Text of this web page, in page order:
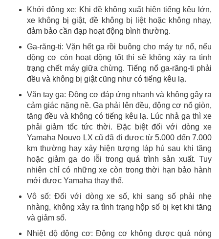
Khởi động xe: Khi đề không xuất hiện tiếng kêu lớn,
xe không bị giật, đề không bị liệt hoặc không nhạy,
đảm bảo cần đạp hoạt động bình thường.
Ga-răng-ti: Vặn hết ga rồi buông cho máy tự nổ, nếu
động cơ còn hoạt động tốt thì sẽ không xảy ra tình
trạng chết máy giữa chừng. Tiếng nổ ga-răng-ti phải
đều và không bị giật cũng như có tiếng kêu lạ.
Vặn tay ga: Động cơ đáp ứng nhanh và không gây ra
cảm giác nặng nề. Ga phải lên đều, động cơ nổ giòn,
tăng đều và không có tiếng kêu lạ. Lúc nhả ga thì xe
phải giảm tốc tức thời. Đặc biệt đối với dòng xe
Yamaha Nouvo LX cũ đã đi được từ 5.000 đến 7.000
km thường hay xảy hiện tượng láp hú sau khi tăng
hoặc giảm ga do lỗi trong quá trình sản xuất. Tuy
nhiên chỉ có những xe còn trong thời hạn bảo hành
mới được Yamaha thay thế.
Vô số: Đối với dòng xe số, khi sang số phải nhẹ
nhàng, không xảy ra tình trạng hộp số bị kẹt khi tăng
và giảm số.
Nhiệt độ động cơ: Động cơ không được quá nóng